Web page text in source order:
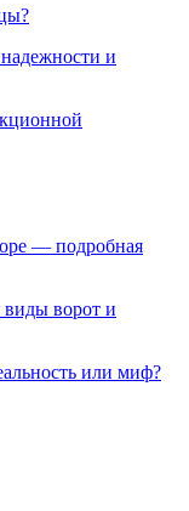
и
— подробная
виды ворот и
или миф?